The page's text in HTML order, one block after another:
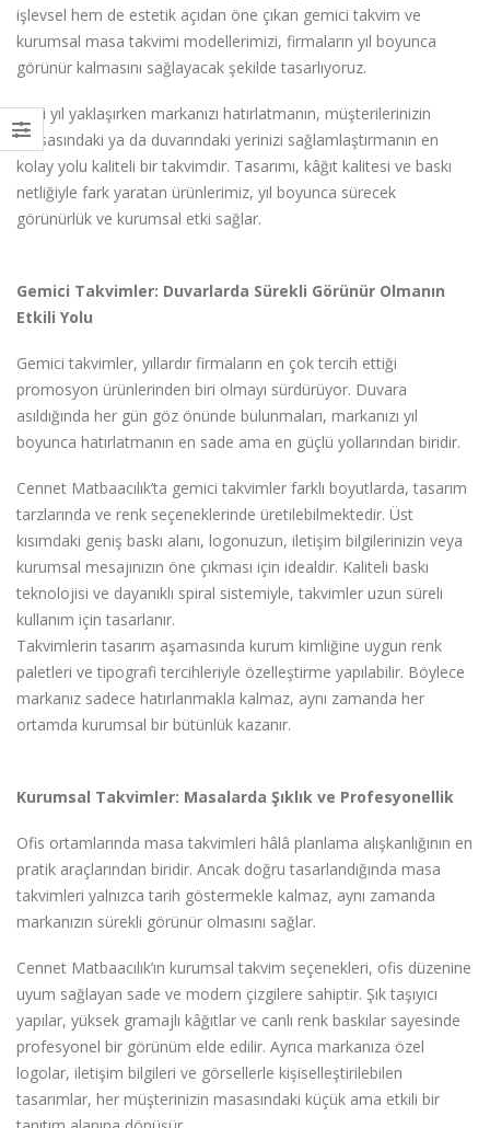
işlevsel hem de estetik açıdan öne çıkan gemici takvim ve
kurumsal masa takvimi modellerimizi, firmaların yıl boyunca
görünür kalmasını sağlayacak şekilde tasarlıyoruz.
Yeni yıl yaklaşırken markanızı hatırlatmanın, müşterilerinizin
masasındaki ya da duvarındaki yerinizi sağlamlaştırmanın en
kolay yolu kaliteli bir takvimdir. Tasarımı, kâğıt kalitesi ve baskı
netliğiyle fark yaratan ürünlerimiz, yıl boyunca sürecek
görünürlük ve kurumsal etki sağlar.
Gemici Takvimler: Duvarlarda Sürekli Görünür Olmanın
Etkili Yolu
Gemici takvimler, yıllardır firmaların en çok tercih ettiği
promosyon ürünlerinden biri olmayı sürdürüyor. Duvara
asıldığında her gün göz önünde bulunmaları, markanızı yıl
boyunca hatırlatmanın en sade ama en güçlü yollarından biridir.
Cennet Matbaacılık’ta gemici takvimler farklı boyutlarda, tasarım
tarzlarında ve renk seçeneklerinde üretilebilmektedir. Üst
kısımdaki geniş baskı alanı, logonuzun, iletişim bilgilerinizin veya
kurumsal mesajınızın öne çıkması için idealdir. Kaliteli baskı
teknolojisi ve dayanıklı spiral sistemiyle, takvimler uzun süreli
kullanım için tasarlanır.
Takvimlerin tasarım aşamasında kurum kimliğine uygun renk
paletleri ve tipografi tercihleriyle özelleştirme yapılabilir. Böylece
markanız sadece hatırlanmakla kalmaz, aynı zamanda her
ortamda kurumsal bir bütünlük kazanır.
Kurumsal Takvimler: Masalarda Şıklık ve Profesyonellik
Ofis ortamlarında masa takvimleri hâlâ planlama alışkanlığının en
pratik araçlarından biridir. Ancak doğru tasarlandığında masa
takvimleri yalnızca tarih göstermekle kalmaz, aynı zamanda
markanızın sürekli görünür olmasını sağlar.
Cennet Matbaacılık’ın kurumsal takvim seçenekleri, ofis düzenine
uyum sağlayan sade ve modern çizgilere sahiptir. Şık taşıyıcı
yapılar, yüksek gramajlı kâğıtlar ve canlı renk baskılar sayesinde
profesyonel bir görünüm elde edilir. Ayrıca markanıza özel
logolar, iletişim bilgileri ve görsellerle kişiselleştirilebilen
tasarımlar, her müşterinizin masasındaki küçük ama etkili bir